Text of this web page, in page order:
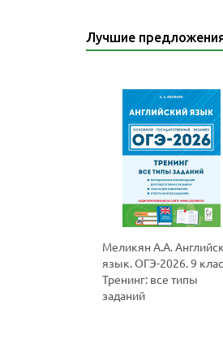
Лучшие
Меликян А.А.
язык. ОГЭ-2026. 9
Тренинг: все типы
заданий